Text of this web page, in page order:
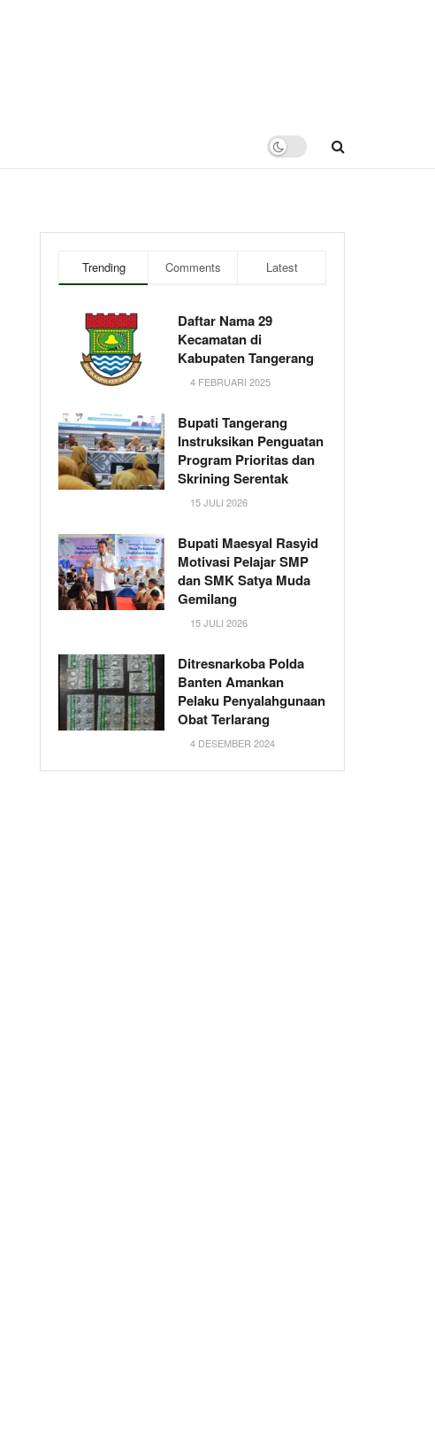
Trending Comments Latest
Daftar Nama 29
Kecamatan di
Kabupaten Tangerang
4 FEBRUARI 2025
Bupati Tangerang
Instruksikan Penguatan
Program Prioritas dan
Skrining Serentak
15 JULI 2026
Bupati Maesyal Rasyid
Motivasi Pelajar SMP
dan SMK Satya Muda
Gemilang
15 JULI 2026
Ditresnarkoba Polda
Banten Amankan
Pelaku Penyalahgunaan
Obat Terlarang
4 DESEMBER 2024